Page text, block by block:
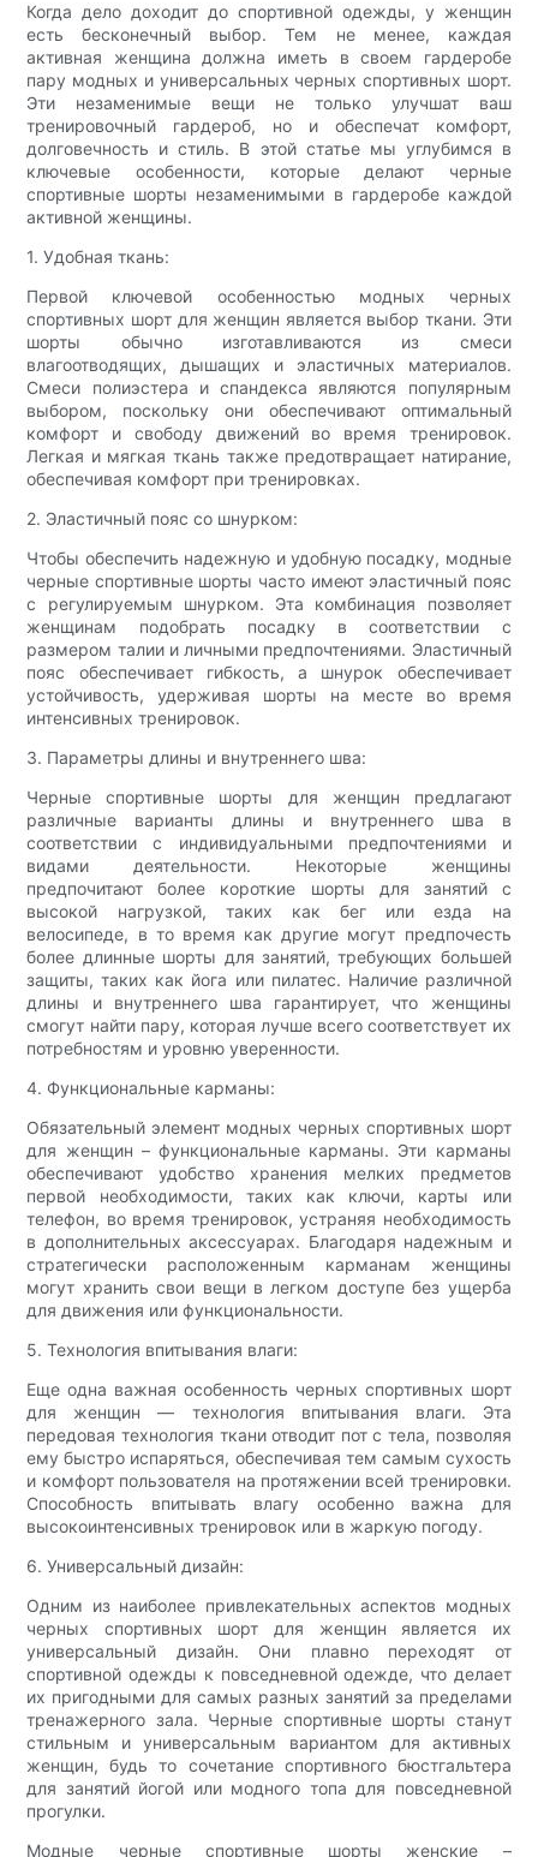
Когда дело доходит до спортивной одежды, у женщин
есть бесконечный выбор. Тем не менее, каждая
активная женщина должна иметь в своем гардеробе
пару модных и универсальных черных спортивных шорт.
Эти незаменимые вещи не только улучшат ваш
тренировочный гардероб, но и обеспечат комфорт,
долговечность и стиль. В этой статье мы углубимся в
ключевые особенности, которые делают черные
спортивные шорты незаменимыми в гардеробе каждой
активной женщины.
1. Удобная ткань:
Первой ключевой особенностью модных черных
спортивных шорт для женщин является выбор ткани. Эти
шорты обычно изготавливаются из смеси
влагоотводящих, дышащих и эластичных материалов.
Смеси полиэстера и спандекса являются популярным
выбором, поскольку они обеспечивают оптимальный
комфорт и свободу движений во время тренировок.
Легкая и мягкая ткань также предотвращает натирание,
обеспечивая комфорт при тренировках.
2. Эластичный пояс со шнурком:
Чтобы обеспечить надежную и удобную посадку, модные
черные спортивные шорты часто имеют эластичный пояс
с регулируемым шнурком. Эта комбинация позволяет
женщинам подобрать посадку в соответствии с
размером талии и личными предпочтениями. Эластичный
пояс обеспечивает гибкость, а шнурок обеспечивает
устойчивость, удерживая шорты на месте во время
интенсивных тренировок.
3. Параметры длины и внутреннего шва:
Черные спортивные шорты для женщин предлагают
различные варианты длины и внутреннего шва в
соответствии с индивидуальными предпочтениями и
видами деятельности. Некоторые женщины
предпочитают более короткие шорты для занятий с
высокой нагрузкой, таких как бег или езда на
велосипеде, в то время как другие могут предпочесть
более длинные шорты для занятий, требующих большей
защиты, таких как йога или пилатес. Наличие различной
длины и внутреннего шва гарантирует, что женщины
смогут найти пару, которая лучше всего соответствует их
потребностям и уровню уверенности.
4. Функциональные карманы:
Обязательный элемент модных черных спортивных шорт
для женщин – функциональные карманы. Эти карманы
обеспечивают удобство хранения мелких предметов
первой необходимости, таких как ключи, карты или
телефон, во время тренировок, устраняя необходимость
в дополнительных аксессуарах. Благодаря надежным и
стратегически расположенным карманам женщины
могут хранить свои вещи в легком доступе без ущерба
для движения или функциональности.
5. Технология впитывания влаги:
Еще одна важная особенность черных спортивных шорт
для женщин — технология впитывания влаги. Эта
передовая технология ткани отводит пот с тела, позволяя
ему быстро испаряться, обеспечивая тем самым сухость
и комфорт пользователя на протяжении всей тренировки.
Способность впитывать влагу особенно важна для
высокоинтенсивных тренировок или в жаркую погоду.
6. Универсальный дизайн:
Одним из наиболее привлекательных аспектов модных
черных спортивных шорт для женщин является их
универсальный дизайн. Они плавно переходят от
спортивной одежды к повседневной одежде, что делает
их пригодными для самых разных занятий за пределами
тренажерного зала. Черные спортивные шорты станут
стильным и универсальным вариантом для активных
женщин, будь то сочетание спортивного бюстгальтера
для занятий йогой или модного топа для повседневной
прогулки.
Модные черные спортивные шорты женские –